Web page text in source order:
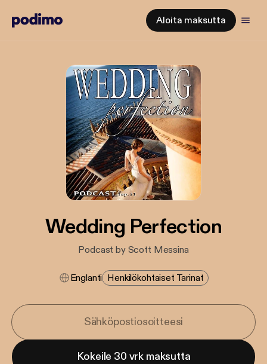
Aloita maksutta
Wedding Perfection
Podcast by Scott Messina
Englanti Henkilökohtaiset Tarinat
Kokeile 30 vrk maksutta